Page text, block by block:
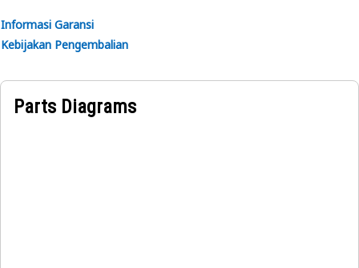
Informasi Garansi
Kebijakan Pengembalian
Parts Diagrams